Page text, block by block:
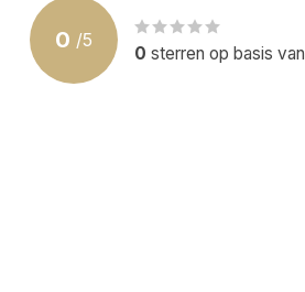
0 /5
0 sterren op basis van